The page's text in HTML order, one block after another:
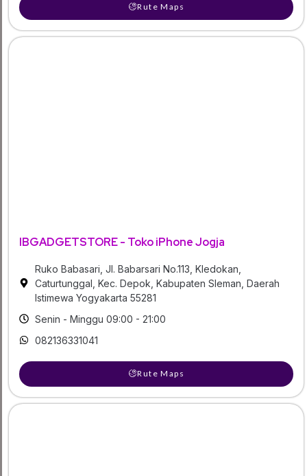
Rute Maps
IBGADGETSTORE - Toko iPhone Jogja
Ruko Babasari, Jl. Babarsari No.113, Kledokan,
Caturtunggal, Kec. Depok, Kabupaten Sleman, Daerah
Istimewa Yogyakarta 55281
Senin - Minggu 09:00 - 21:00
082136331041
Rute Maps